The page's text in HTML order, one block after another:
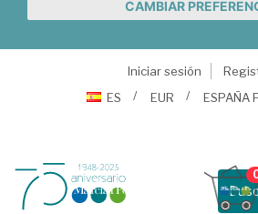
CAMBIAR
Iniciar sesión
ES
EUR ESPAÑA